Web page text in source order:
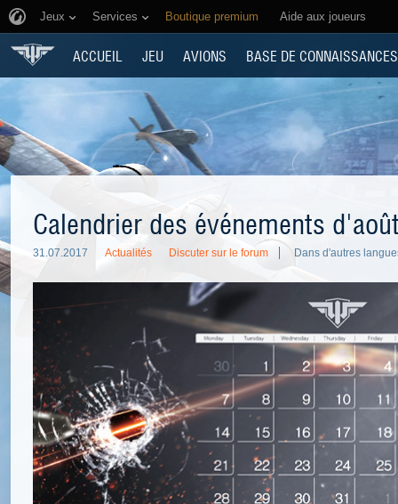
Jeux Services Boutique premium Aide aux joueurs
ACCUEIL JEU AVIONS BASE DE CONNAISSANCES
Calendrier des événements
31.07.2017 Actualités Discuter sur le forum Dans d'autres